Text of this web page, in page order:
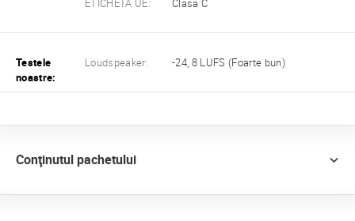
ETICHETĂ UE:
Clasa C
Testele
noastre:
Loudspeaker: -24, 8 LUFS (Foarte bun)
Conţinutul pachetului